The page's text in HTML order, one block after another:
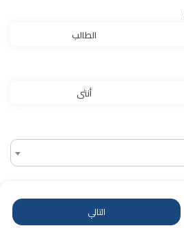
الطالب
أنثى
التالي